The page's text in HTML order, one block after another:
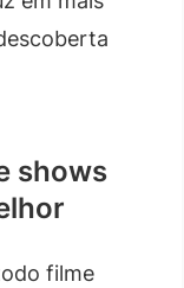
shows
filme